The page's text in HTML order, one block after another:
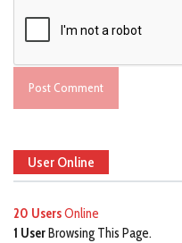
User Online
20 UsersOnline
1 UserBrowsing This Page.